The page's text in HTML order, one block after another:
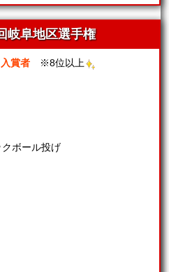
岐阜地区選手権
入賞者 ※8位以上
ボール投げ